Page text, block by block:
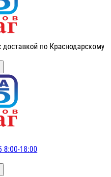
по Краснодарскому
8:00-18:00